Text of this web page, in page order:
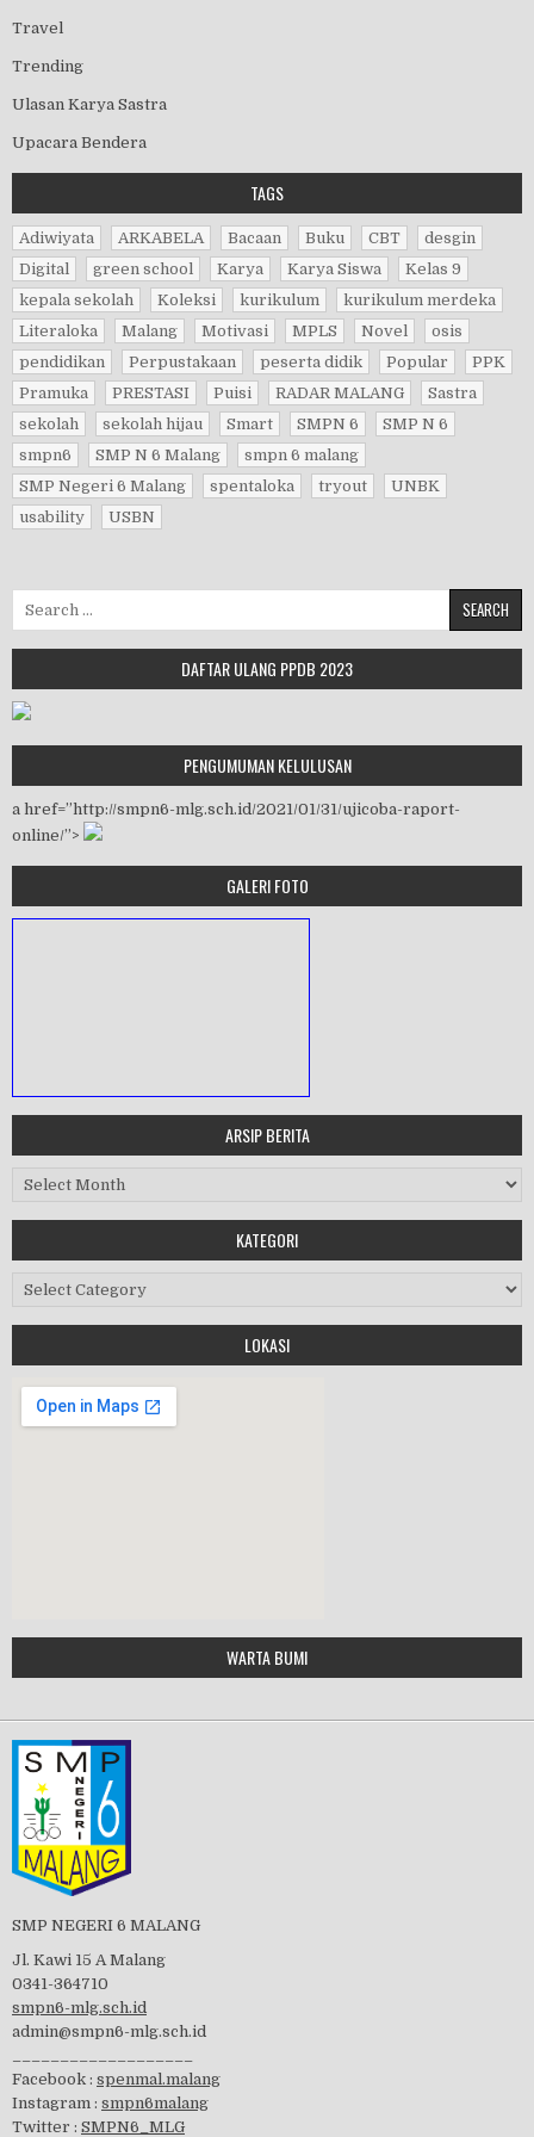
Travel
Trending
Ulasan Karya Sastra
Upacara Bendera
TAGS
Adiwiyata ARKABELA Bacaan Buku CBT
desgin
Digital
green school Karya Karya Siswa
Kelas 9
kepala sekolah
Koleksi kurikulum
kurikulum merdeka
Literaloka
Malang Motivasi MPLS Novel
osis
pendidikan
Perpustakaan peserta didik Popular
PPK
Pramuka
PRESTASI Puisi RADAR MALANG
Sastra
sekolah
sekolah hijau Smart SMPN 6
SMP N 6
smpn6
SMP N 6 Malang
smpn 6 malang
SMP Negeri 6 Malang
spentaloka tryout
UNBK
usability
USBN
DAFTAR ULANG PPDB 2023
PENGUMUMAN KELULUSAN
a href=”http://smpn6-mlg.sch.id/2021/01/31/ujicoba-raport-
online/”>
GALERI FOTO
Workshop Perangkat 2019
HALAL BIHALAL
Tes Matrikulasi 2019
visitasi PPK 2019
ARSIP BERITA
Arsip Berita
KATEGORI
Kategori
LOKASI
Google Maps Generator by
embedgooglemap.net
WARTA BUMI
SMP NEGERI 6 MALANG
Jl. Kawi 15 A Malang
0341-364710
smpn6-mlg.sch.id
admin@smpn6-mlg.sch.id
Facebook : spenmal.malang
Instagram : smpn6malang
Twitter : SMPN6_MLG